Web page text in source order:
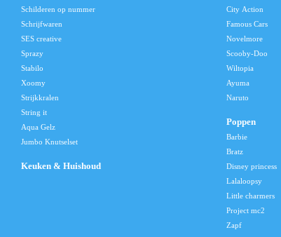
Schilderen op nummer
Schrijfwaren
SES creative
Sprazy
Stabilo
Xoomy
Strijkkralen
String it
Aqua Gelz
Jumbo Knutselset
Keuken & Huishoud
City Action
Famous Cars
Novelmore
Scooby-Doo
Wiltopia
Ayuma
Naruto
Poppen
Barbie
Bratz
Disney princess
Lalaloopsy
Little charmers
Project mc2
Zapf